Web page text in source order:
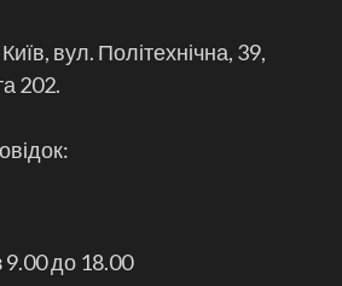
вул. Політехнічна, 39,
202.
9.00 до 18.00